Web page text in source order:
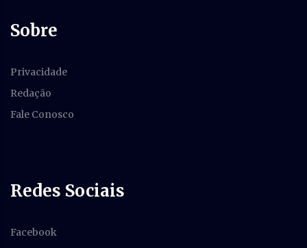
Sobre
Privacidade
Redação
Fale Conosco
Redes Sociais
Facebook